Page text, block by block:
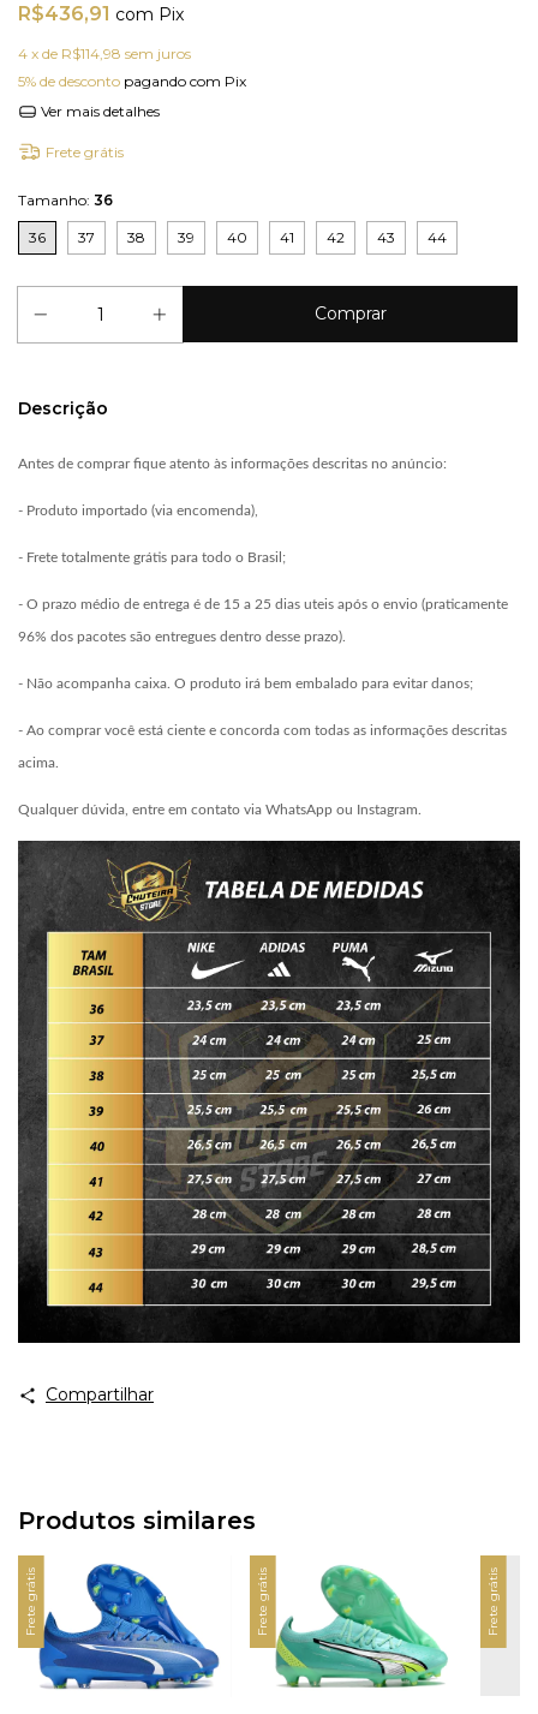
R$436,91 com Pix
4 x de R$114,98 sem juros
5% de desconto pagando com Pix
Ver mais detalhes
Frete grátis
Tamanho: 36
36 37 38 39 40 41 42 43 44
Descrição
Antes de comprar fique atento às informações descritas no anúncio:
- Produto importado (via encomenda),
- Frete totalmente grátis para todo o Brasil;
- O prazo médio de entrega é de 15 a 25 dias uteis após o envio (praticamente
96% dos pacotes são entregues dentro desse prazo).
- Não acompanha caixa. O produto irá bem embalado para evitar danos;
- Ao comprar você está ciente e concorda com todas as informações descritas
acima.
Qualquer dúvida, entre em contato via WhatsApp ou Instagram.
Compartilhar
Produtos similares
Frete grátis Frete grátis Frete grátis